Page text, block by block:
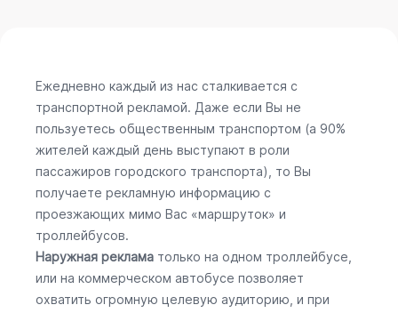
Ежедневно каждый из нас сталкивается с
транспортной рекламой. Даже если Вы не
пользуетесь общественным транспортом (а 90%
жителей каждый день выступают в роли
пассажиров городского транспорта), то Вы
получаете рекламную информацию с
проезжающих мимо Вас «маршруток» и
троллейбусов.
Наружная реклама только на одном троллейбусе,
или на коммерческом автобусе позволяет
охватить огромную целевую аудиторию, и при